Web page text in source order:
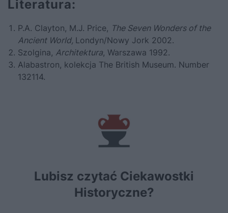
Literatura:
P.A. Clayton, M.J. Price, The Seven Wonders of the
Ancient World, Londyn/Nowy Jork 2002.
Szolgina, Architektura, Warszawa 1992.
Alabastron, kolekcja The British Museum. Number
132114.